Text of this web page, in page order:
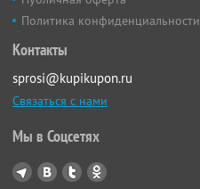
Политика конфиденциальности
Контакты
sprosi@kupikupon.ru
Связаться с нами
Мы в Соцсетях